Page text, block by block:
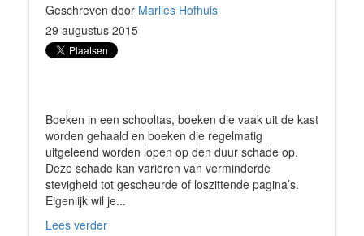
Geschreven door Marlies Hofhuis
29 augustus 2015
Boeken in een schooltas, boeken die vaak uit de kast
worden gehaald en boeken die regelmatig
uitgeleend worden lopen op den duur schade op.
Deze schade kan variëren van verminderde
stevigheid tot gescheurde of loszittende pagina’s.
Eigenlijk wil je...
Lees verder